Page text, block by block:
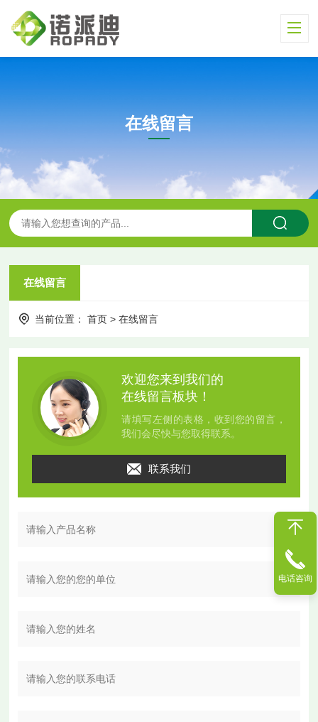
在线留言
在线留言
当前位置：首页 >在线留言
欢迎您来到我们的
在线留言板块！
请填写左侧的表格，收到您的留言，
我们会尽快与您取得联系。
联系我们
电话咨询